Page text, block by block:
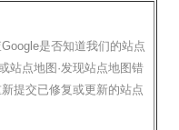
Google是否知道我们的站点
站点地图·发现站点地图错
新提交已修复或更新的站点